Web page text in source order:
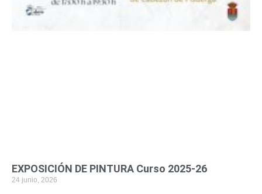
EXPOSICIÓN DE PINTURA Curso 2025-26
24 junio, 2026